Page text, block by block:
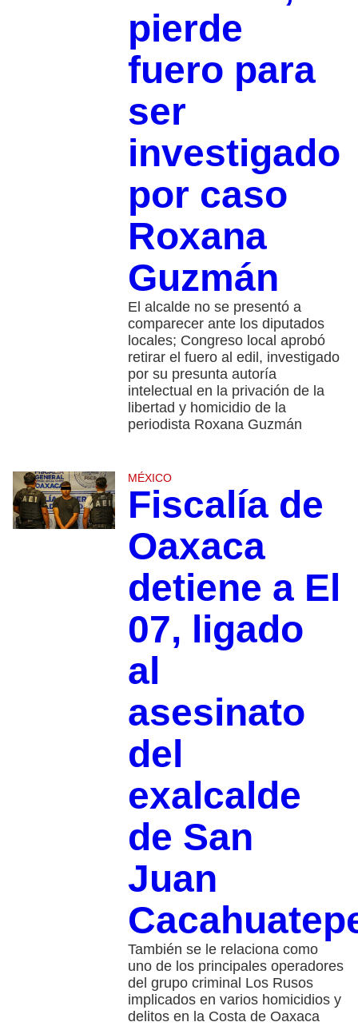
pierde
fuero para
ser
investigado
por caso
Roxana
Guzmán
El alcalde no se presentó a
comparecer ante los diputados
locales; Congreso local aprobó
retirar el fuero al edil, investigado
por su presunta autoría
intelectual en la privación de la
libertad y homicidio de la
periodista Roxana Guzmán
MÉXICO
Fiscalía de
Oaxaca
detiene a El
07, ligado
al
asesinato
del
exalcalde
de San
Juan
También se le relaciona como
uno de los principales operadores
del grupo criminal Los Rusos
implicados en varios homicidios y
delitos en la Costa de Oaxaca